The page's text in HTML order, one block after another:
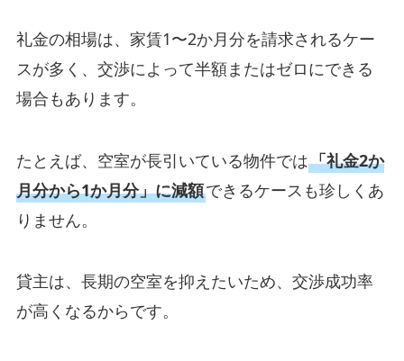
礼金の相場は、家賃1〜2か月分を請求されるケー
スが多く、交渉によって半額またはゼロにできる
場合もあります。
たとえば、空室が長引いている物件では「礼金2か
月分から1か月分」に減額できるケースも珍しくあ
りません。
貸主は、長期の空室を抑えたいため、交渉成功率
が高くなるからです。